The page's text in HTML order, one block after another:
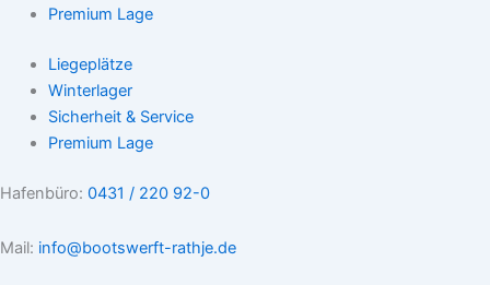
Premium Lage
Liegeplätze
Winterlager
Sicherheit & Service
Premium Lage
Hafenbüro: 0431 / 220 92-0
Mail: info@bootswerft-rathje.de